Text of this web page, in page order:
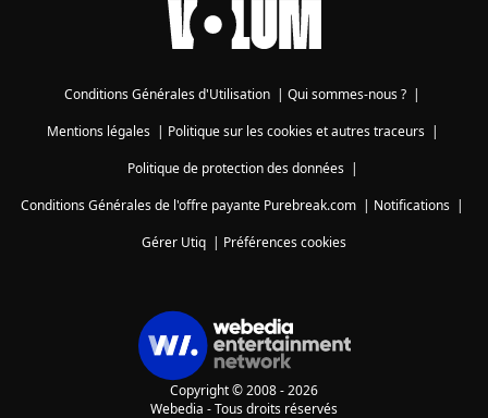
Conditions Générales d'Utilisation | Qui sommes-nous ? |
Mentions légales| Politique sur les cookies et autres traceurs|
Politique de protection des données|
Conditions Générales de l'offre payante Purebreak.com | Notifications |
Gérer Utiq | Préférences cookies
Copyright © 2008 - 2026
Webedia - Tous droits réservés